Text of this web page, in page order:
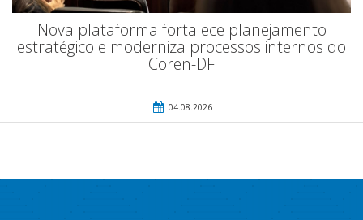
Nova plataforma fortalece planejamento
estratégico e moderniza processos internos do
Coren-DF
04.08.2026